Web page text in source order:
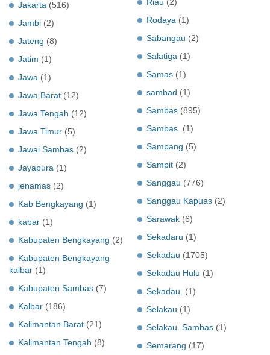
Jakarta (516)
Jambi (2)
Jateng (8)
Jatim (1)
Jawa (1)
Jawa Barat (12)
Jawa Tengah (12)
Jawa Timur (5)
Jawai Sambas (2)
Jayapura (1)
jenamas (2)
Kab Bengkayang (1)
kabar (1)
Kabupaten Bengkayang (2)
Kabupaten Bengkayang
kalbar (1)
Kabupaten Sambas (7)
Kalbar (186)
Kalimantan Barat (21)
Kalimantan Tengah (8)
Rodaya (1)
Sabangau (2)
Salatiga (1)
Samas (1)
sambad (1)
Sambas (895)
Sambas. (1)
Sampang (5)
Sampit (2)
Sanggau (776)
Sanggau Kapuas (2)
Sarawak (6)
Sekadaru (1)
Sekadau (1705)
Sekadau Hulu (1)
Sekadau.
(1)
Selakau (1)
Selakau. Sambas (1)
Semarang (17)